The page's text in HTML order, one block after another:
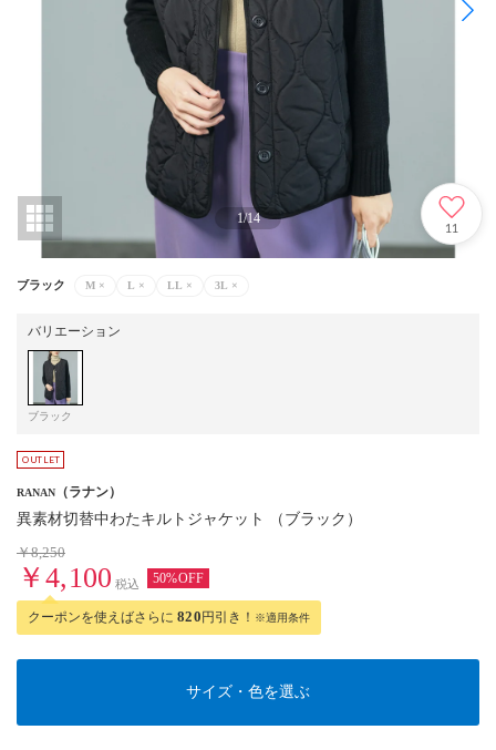
1/14
11
ブラック M × L × LL × 3L ×
バリエーション
ブラック
RANAN （ラナン）
異素材切替中わたキルトジャケット （ブラック）
￥8,250
￥4,100 税込 50%OFF
クーポンを使えばさらに 820円引き！ ※適用条件
サイズ・色を選ぶ